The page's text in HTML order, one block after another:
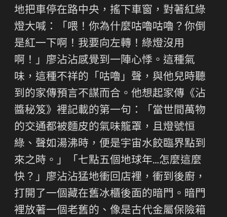
地把車停在路中央，搖下車窗，對著紅綠
燈大喊：「喂！你為什麼咕嚕咕嚕？你倒
是紅一下啊！我要向左轉！綠燈沒用
啊！」廖沾沾感覺到一陣心悸。這種氣
味，這種不祥的「咕嚕」聲，與他兒時聽
到的家傳預言不謀而合。他想起家傳《沾
醬秘笈》裡記載的第一句：「當世間萬物
的交通都被麵皮的氣味籠罩，且燈號恒
綠、聲如湯沸時，便是宇宙水餃臨界點到
來之時。」「七點五個地球年…怎麼這麼
快？」廖沾沾猛地衝回店裡，衝到後廚，
打開了一個藏在舊冰櫃後面的暗門。暗門
裡放著一個老舊的、像是古代金屬保險箱